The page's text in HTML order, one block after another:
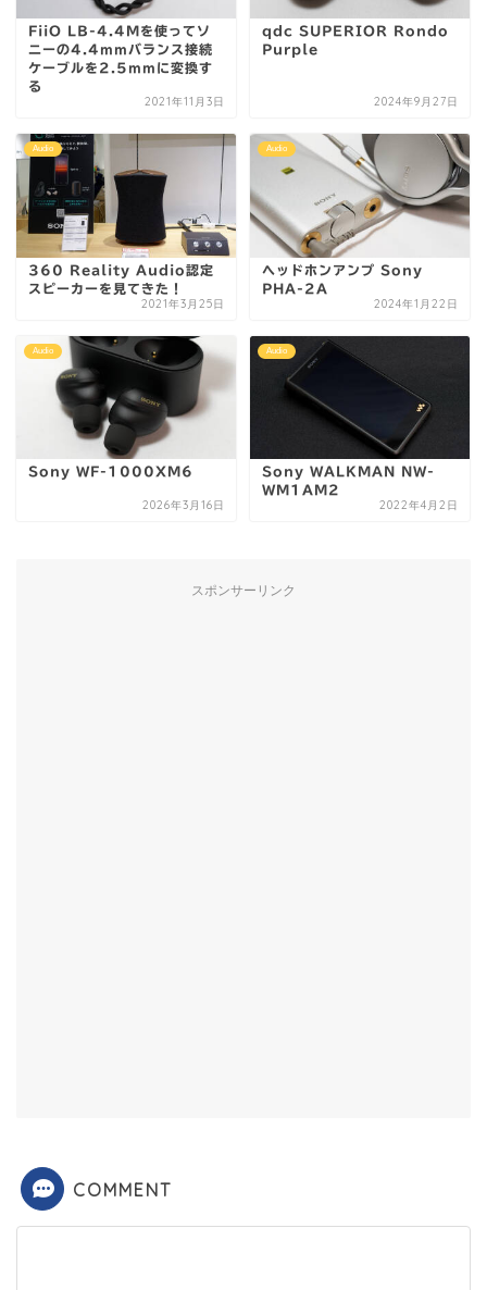
FiiO LB-4.4Mを使ってソ
ニーの4.4mmバランス接続
ケーブルを2.5mmに変換す
る
2021年11月3日
qdc SUPERIOR Rondo
Purple
2024年9月27日
Audio
360 Reality Audio認定
スピーカーを見てきた！
2021年3月25日
Audio
ヘッドホンアンプ Sony
PHA-2A
2024年1月22日
Audio
Sony WF-1000XM6
2026年3月16日
Audio
Sony WALKMAN NW-
WM1AM2
2022年4月2日
スポンサーリンク
COMMENT